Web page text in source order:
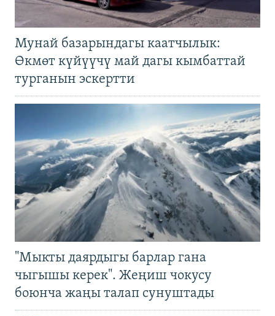
Мунай базарындагы каатчылык:
Өкмөт күйүүчү май дагы кымбаттай
турганын эскертти
"Мыкты даярдыгы барлар гана
чыгышы керек". Жеңиш чокусу
боюнча жаңы талап сунуштады